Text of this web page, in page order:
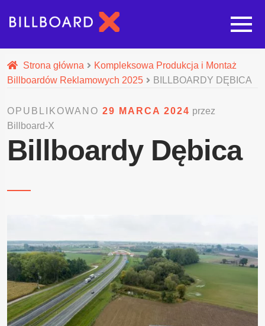
Nasze pozostałe usługi
Galeria
Blog
Kontakt
Strona główna
Kompleksowa Produkcja i Montaż
Billboardów Reklamowych 2025
BILLBOARDY DĘBICA
OPUBLIKOWANO 29 MARCA 2024 przez
Billboard-X
Billboardy Dębica